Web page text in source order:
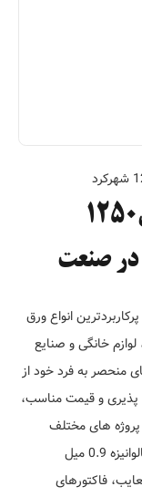
ورق گالوانیزه 0.9 میل عرض1250
در صنعت
شهرکرد یکی از پرکاربردترین انواع ورق
خانگی و صنایع
منحصر به فرد خود از
پذیری و قیمت مناسب،
پروژه های مختلف
شناخته می شود. در این مطلب، به بررسی ورق گالوانیزه 0.9 میل
معایب، فاکتورهای